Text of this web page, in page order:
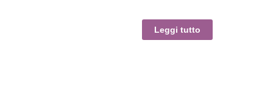
Leggi tutto